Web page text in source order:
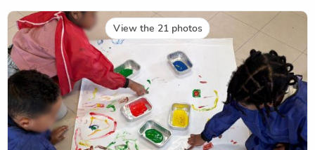
View the 21 photos